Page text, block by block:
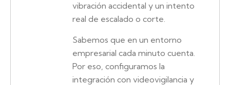
vibración accidental y un intento
real de escalado o corte.
Sabemos que en un entorno
empresarial cada minuto cuenta.
Por eso, configuramos la
integración con videovigilancia y